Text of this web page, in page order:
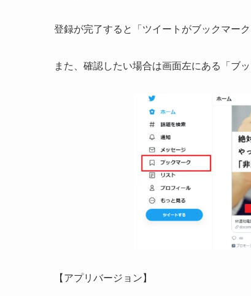
登録が完了すると「ツイートがブックマー
また、確認したい場合は画面左にある「ブ
【アプリバージョン】